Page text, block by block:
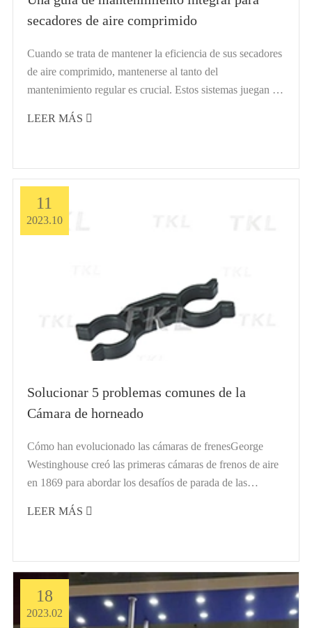
secadores de aire comprimido
Cuando se trata de mantener la eficiencia de sus secadores
de aire comprimido, mantenerse al tanto del
mantenimiento regular es crucial. Estos sistemas juegan un
LEER MÁS 
11
2023.10
Solucionar 5 problemas comunes de la
Cámara de horneado
Cómo han evolucionado las cámaras de frenesGeorge
Westinghouse creó las primeras cámaras de frenos de aire
en 1869 para abordar los desafíos de parada de las
camiones de tala que fueron L...
LEER MÁS 
18
2023.02